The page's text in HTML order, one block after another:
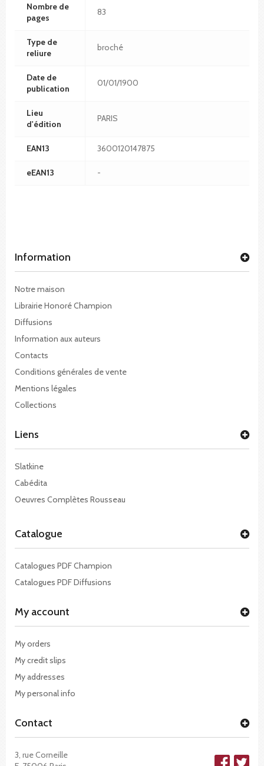
Nombre de
pages
83
Type de
reliure
broché
Date de
publication
01/01/1900
Lieu
d'édition
PARIS
EAN13 3600120147875
eEAN13 -
Information
Notre maison
Librairie Honoré Champion
Diffusions
Information aux auteurs
Contacts
Conditions générales de vente
Mentions légales
Collections
Liens
Slatkine
Cabédita
Oeuvres Complètes Rousseau
Catalogue
Catalogues PDF Champion
Catalogues PDF Diffusions
My account
My orders
My credit slips
My addresses
My personal info
Contact
3, rue Corneille